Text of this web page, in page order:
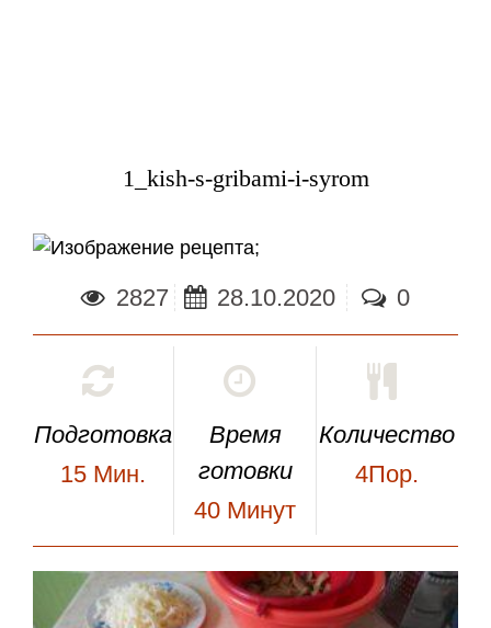
1_kish-s-gribami-i-syrom
;
2827 28.10.2020 0
Подготовка
15 Мин.
Время
готовки
40 Минут
Количество
4Пор.